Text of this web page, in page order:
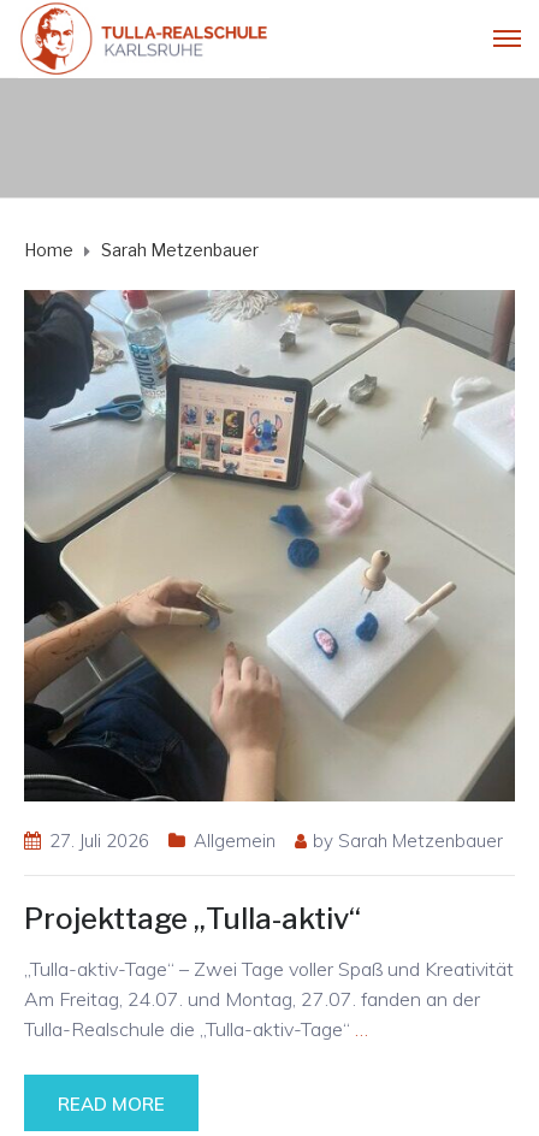
Home Sarah Metzenbauer
27. Juli 2026 Allgemein by Sarah Metzenbauer
Projekttage „Tulla-aktiv“
„Tulla-aktiv-Tage“ – Zwei Tage voller Spaß und Kreativität
Am Freitag, 24.07. und Montag, 27.07. fanden an der
Tulla-Realschule die „Tulla-aktiv-Tage“
READ MORE